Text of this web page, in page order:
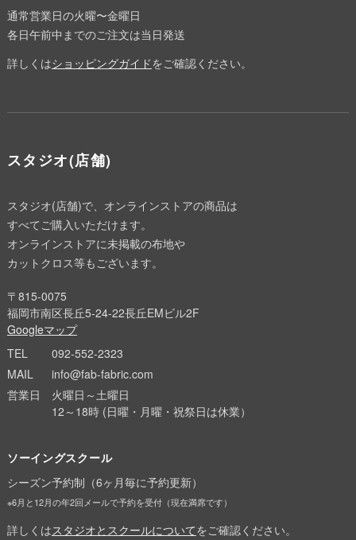
通常営業日の火曜〜金曜日
各日午前中までのご注文は当日発送
詳しくはショッピングガイドをご確認ください。
スタジオ(店舗)
スタジオ(店舗)で、オンラインストアの商品は
すべてご購入いただけます。
オンラインストアに未掲載の布地や
カットクロス等もございます。
〒815-0075
福岡市南区長丘5-24-22長丘EMビル2F
Googleマップ
TEL
092-552-2323
MAIL
info@fab-fabric.com
営業日
火曜日～土曜日
12～18時 (日曜・月曜・祝祭日は休業）
ソーイングスクール
シーズン予約制（6ヶ月毎に予約更新）
※6月と12月の年2回メールで予約を受付（現在満席です）
詳しくはスタジオとスクールについてをご確認ください。